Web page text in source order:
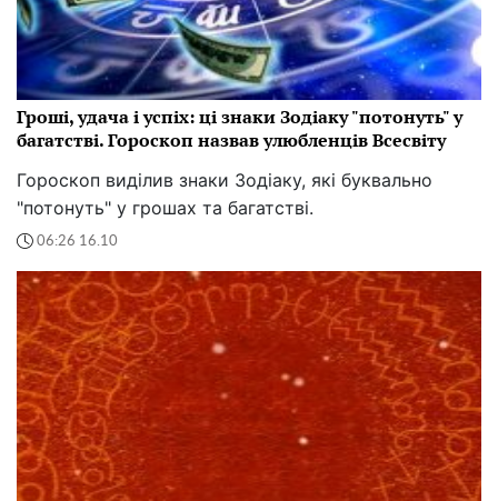
Гроші, удача і успіх: ці знаки Зодіаку "потонуть" у
багатстві. Гороскоп назвав улюбленців Всесвіту
Гороскоп виділив знаки Зодіаку, які буквально
"потонуть" у грошах та багатстві.
06:26 16.10